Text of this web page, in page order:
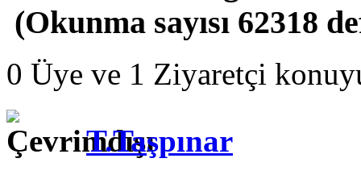
(Okunma sayısı 62318
0 Üye ve 1 Ziyaretçi
T.Taşpınar